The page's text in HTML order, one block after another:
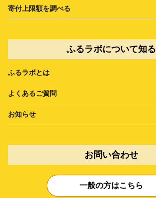
寄付上限額を調べる
ふるラボについて知る
ふるラボとは
よくあるご質問
お知らせ
お問い合わせ
一般の方はこちら